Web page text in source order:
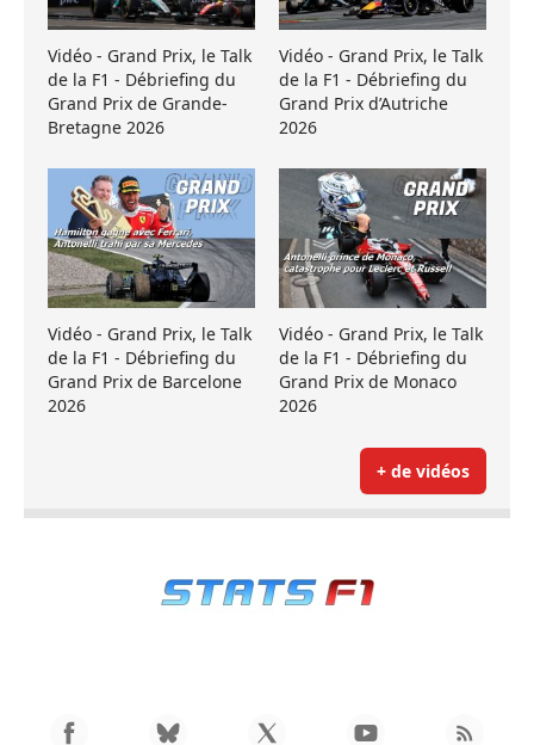
Vidéo - Grand Prix, le Talk
de la F1 - Débriefing du
Grand Prix de Grande-
Bretagne 2026
Vidéo - Grand Prix, le Talk
de la F1 - Débriefing du
Grand Prix d’Autriche
2026
Vidéo - Grand Prix, le Talk
de la F1 - Débriefing du
Grand Prix de Barcelone
2026
Vidéo - Grand Prix, le Talk
de la F1 - Débriefing du
Grand Prix de Monaco
2026
+ de vidéos